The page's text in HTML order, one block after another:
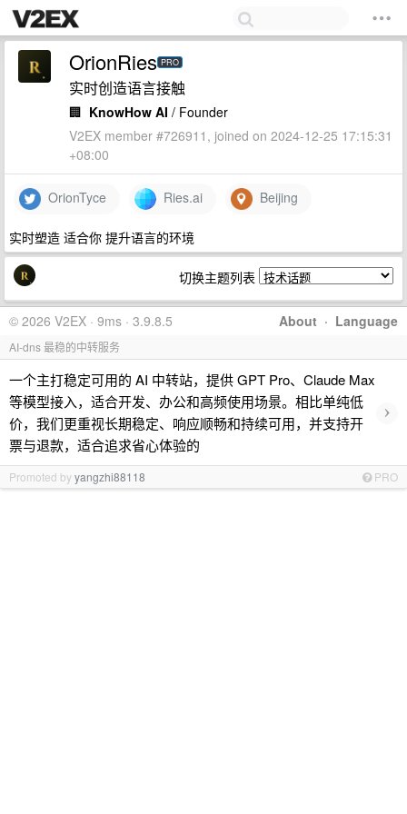
OrionRies PRO
实时创造语言接触
🏢 KnowHow AI / Founder
V2EX member #726911, joined on 2024-12-25 17:15:31
+08:00
OrionTyce Ries.ai Beijing
实时塑造 适合你 提升语言的环境
切换主题列表
About · Language
© 2026 V2EX · 9ms · 3.9.8.5
AI-dns 最稳的中转服务
一个主打稳定可用的 AI 中转站，提供 GPT Pro、Claude Max
等模型接入，适合开发、办公和高频使用场景。相比单纯低
价，我们更重视长期稳定、响应顺畅和持续可用，并支持开
票与退款，适合追求省心体验的
›
Promoted byyangzhi88118 PRO